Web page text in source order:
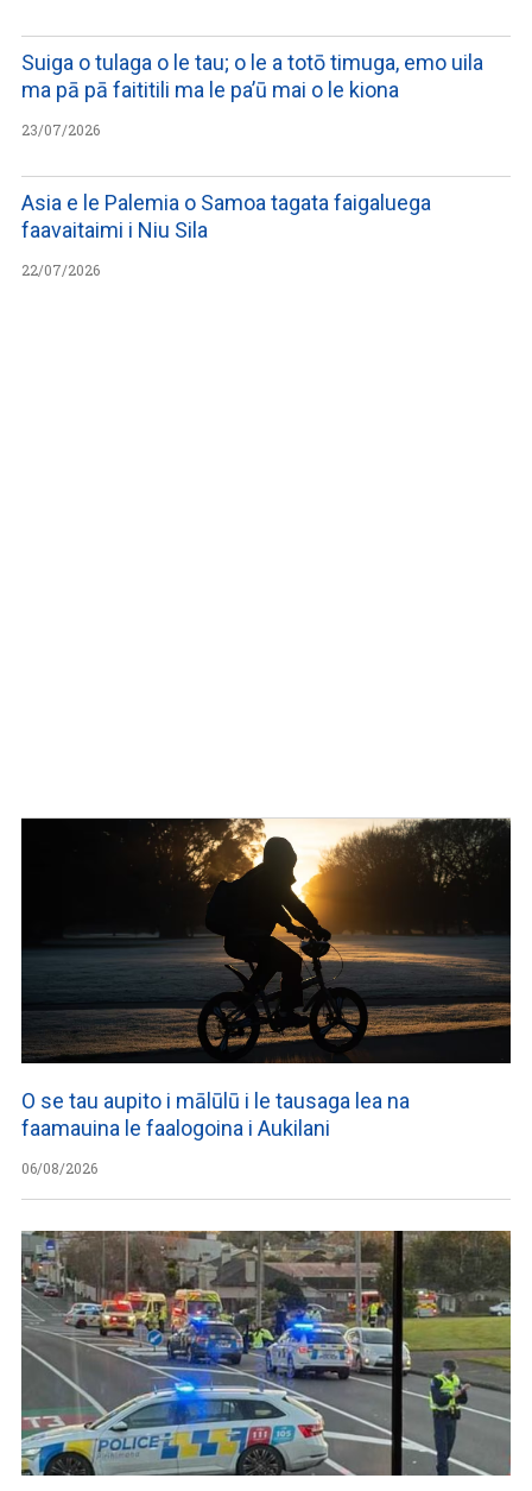
Suiga o tulaga o le tau; o le a totō timuga, emo uila
ma pā pā faititili ma le pa’ū mai o le kiona
23/07/2026
Asia e le Palemia o Samoa tagata faigaluega
faavaitaimi i Niu Sila
22/07/2026
O se tau aupito i mālūlū i le tausaga lea na
faamauina le faalogoina i Aukilani
06/08/2026